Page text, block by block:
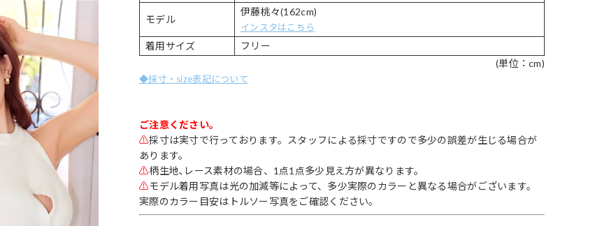
モデル
伊藤桃々(162cm)
インスタはこちら
着用サイズ
フリー
(単位：cm)
◆採寸・size表記について
ご注意ください。
⚠採寸は実寸で行っております。スタッフによる採寸ですので多少の誤差が生じる場合が
あります。
⚠柄生地､レース素材の場合、1点1点多少見え方が異なります。
⚠モデル着用写真は光の加減等によって、多少実際のカラーと異なる場合がございます。
実際のカラー目安はトルソー写真をご確認ください。